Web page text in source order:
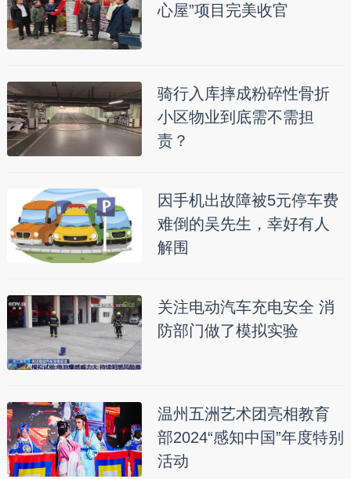
心屋”项目完美收官
骑行入库摔成粉碎性骨折
小区物业到底需不需担
责？
因手机出故障被5元停车费
难倒的吴先生，幸好有人
解围
关注电动汽车充电安全 消
防部门做了模拟实验
温州五洲艺术团亮相教育
部2024“感知中国”年度特别
活动